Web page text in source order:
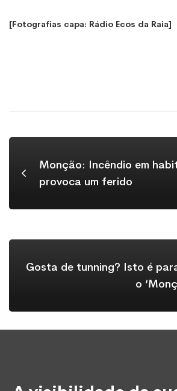
[Fotografias capa: Rádio Ecos da Raia]
Monção: Incêndio em
provoca um ferido
Gosta de tunning? Isto é
o